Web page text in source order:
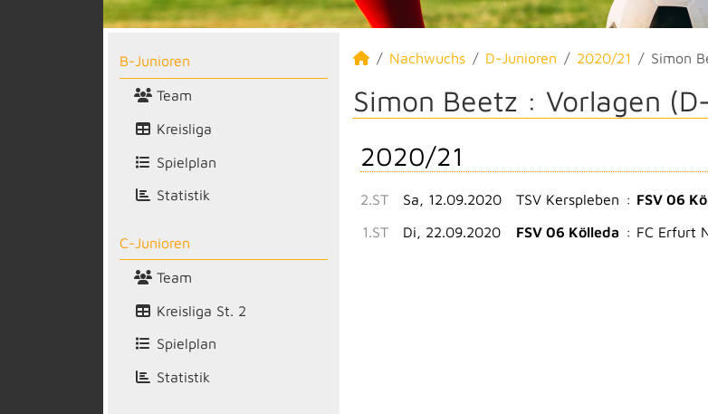
B-Junioren
Team
Kreisliga
Spielplan
Statistik
C-Junioren
Team
Kreisliga St. 2
Spielplan
Statistik
Nachwuchs D-Junioren 2020/21 Simon
Simon Beetz : Vorlagen
2020/21
2.ST Sa, 12.09.2020 TSV Kerspleben : FSV 06
1.ST Di, 22.09.2020 FSV 06 Kölleda : FC Erfurt